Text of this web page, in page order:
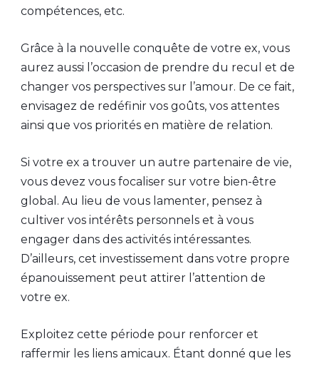
compétences, etc.
Grâce à la nouvelle conquête de votre ex, vous
aurez aussi l’occasion de prendre du recul et de
changer vos perspectives sur l’amour. De ce fait,
envisagez de redéfinir vos goûts, vos attentes
ainsi que vos priorités en matière de relation.
Si votre ex a trouver un autre partenaire de vie,
vous devez vous focaliser sur votre bien-être
global. Au lieu de vous lamenter, pensez à
cultiver vos intérêts personnels et à vous
engager dans des activités intéressantes.
D’ailleurs, cet investissement dans votre propre
épanouissement peut attirer l’attention de
votre ex.
Exploitez cette période pour renforcer et
raffermir les liens amicaux. Étant donné que les